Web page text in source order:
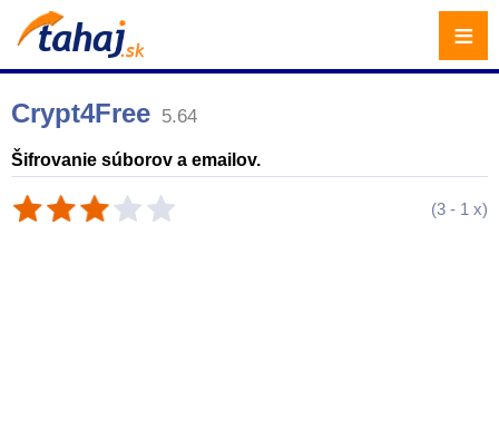
Crypt4Free 5.64
Šifrovanie súborov a emailov.
(3 - 1 x)
≡